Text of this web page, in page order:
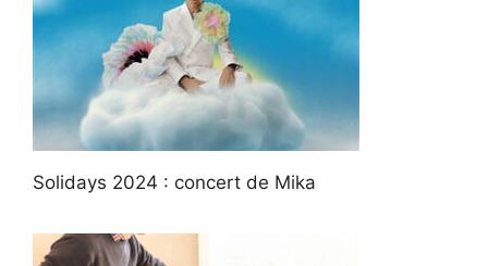
Solidays 2024 : concert de Mika